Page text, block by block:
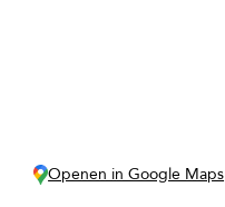
Openen in Google Maps